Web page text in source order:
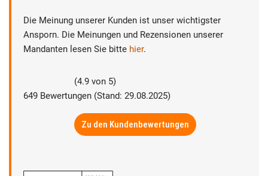
Die Meinung unserer Kunden ist unser wichtigster
Ansporn. Die Meinungen und Rezensionen unserer
Mandanten lesen Sie bitte hier.
(4.9 von 5)
649 Bewertungen (Stand: 29.08.2025)
Zu den Kundenbewertungen